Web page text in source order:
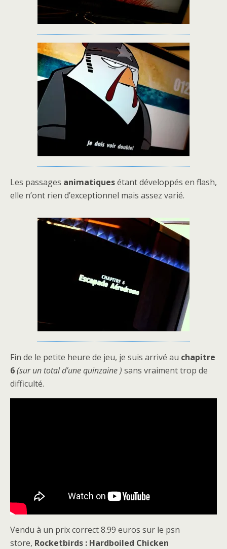
Les passages animatiquesétant développés en flash,
elle n’ont rien d’exceptionnel mais assez varié.
Fin de le petite heure de jeu, je suis arrivé au chapitre
6(sur un total d’une quinzaine ) sans vraiment trop de
difficulté.
Vendu à un prix correct 8.99 euros sur le psn
store, Rocketbirds : Hardboiled Chicken